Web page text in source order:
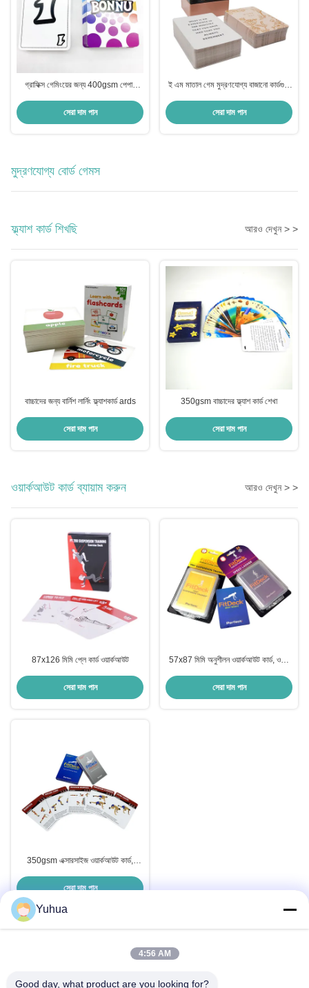
গ্রাফিক্স গেমিংয়ের জন্য 400gsm পেপার
সেরা দাম পান
ই এম মাতাল গেম মুদ্রণযোগ্য বাজানো কার্ডগুলি
সেরা দাম পান
মুদ্রণযোগ্য বোর্ড গেমস
ফ্ল্যাশ কার্ড শিখছি আরও দেখুন > >
বাচ্চাদের জন্য বার্নিশ লার্নিং ফ্ল্যাশকার্ড ards
সেরা দাম পান
350gsm বাচ্চাদের ফ্ল্যাশ কার্ড শেখা
সেরা দাম পান
ওয়ার্কআউট কার্ড ব্যায়াম করুন আরও দেখুন > >
87x126 মিমি প্লে কার্ড ওয়ার্কআউট
সেরা দাম পান
57x87 মিমি অনুশীলন ওয়ার্কআউট কার্ড, ওএম
সেরা দাম পান
350gsm এক্সারসাইজ ওয়ার্কআউট কার্ড,
সেরা দাম পান
Yuhua
4:56 AM
Good day, what product are you looking for?